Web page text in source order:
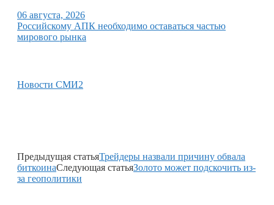
06 августа, 2026
Российскому АПК необходимо оставаться частью
мирового рынка
Новости СМИ2
Предыдущая статьяТрейдеры назвали причину обвала
биткоинаСледующая статьяЗолото может подскочить из-
за геополитики